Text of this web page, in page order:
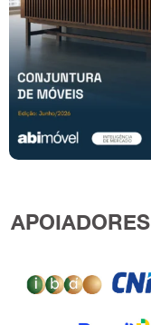
APOIADORES